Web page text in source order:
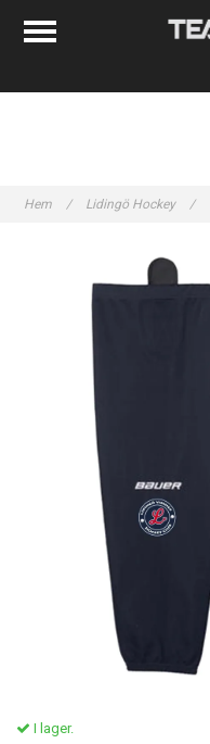
Hem / Lidingö Hockey /
I lager.